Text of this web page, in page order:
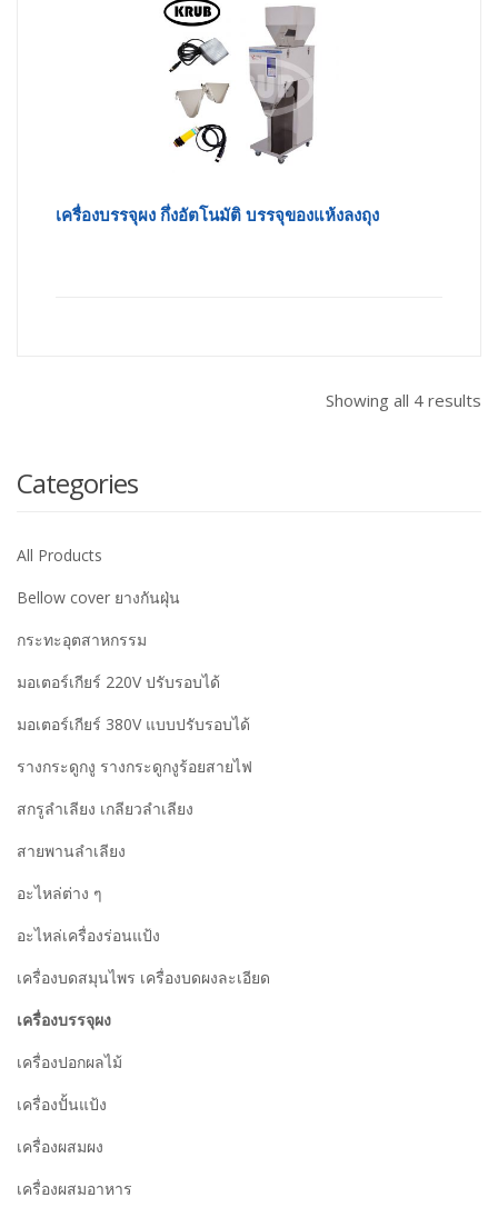
เครื่องบรรจุผง กึ่งอัตโนมัติ บรรจุของแห้งลงถุง
Showing all 4 results
Categories
All Products
Bellow cover ยางกันฝุ่น
กระทะอุตสาหกรรม
มอเตอร์เกียร์ 220V ปรับรอบได้
มอเตอร์เกียร์ 380V แบบปรับรอบได้
รางกระดูกงู รางกระดูกงูร้อยสายไฟ
สกรูลำเลียง เกลียวลำเลียง
สายพานลำเลียง
อะไหล่ต่าง ๆ
อะไหล่เครื่องร่อนแป้ง
เครื่องบดสมุนไพร เครื่องบดผงละเอียด
เครื่องบรรจุผง
เครื่องปอกผลไม้
เครื่องปั้นแป้ง
เครื่องผสมผง
เครื่องผสมอาหาร